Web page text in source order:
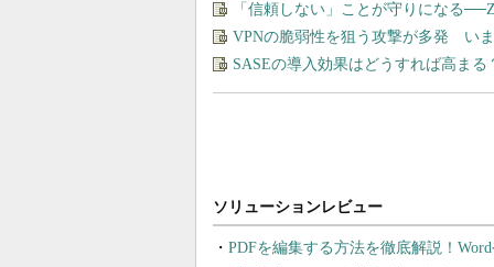
「信頼しない」ことが守りになる
VPNの脆弱性を狙う攻撃が多発 い
SASEの導入効果はどうすれば高ま
PDFを編集する方法を徹底解説！